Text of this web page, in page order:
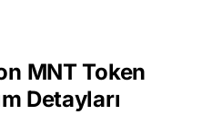
MNT Token
Detayları